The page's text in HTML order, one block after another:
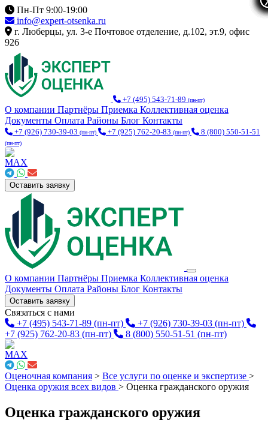
Пн-Пт 9:00-19:00
info@expert-otsenka.ru
г. Люберцы, ул. 3-е Почтовое отделение, д.102, эт.9, офис
926
+7 (495) 543-71-89 (пн-пт)
О компании Партнёры Приемка Коллективная оценка
Документы Оплата Районы Блог Контакты
+7 (926) 730-39-03 (пн-пт) +7 (925) 762-20-83 (пн-пт) 8 (800) 550-51-51
(пн-пт)
Оставить заявку
О компании Партнёры Приемка Коллективная оценка
Документы Оплата Районы Блог Контакты
Оставить заявку
Связаться с нами
+7 (495) 543-71-89 (пн-пт) +7 (926) 730-39-03 (пн-пт)
+7 (925) 762-20-83 (пн-пт) 8 (800) 550-51-51 (пн-пт)
Оценочная компания > Все услуги по оценке и экспертизе >
Оценка оружия всех видов > Оценка гражданского оружия
Оценка гражданского оружия